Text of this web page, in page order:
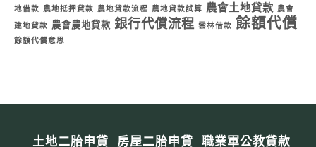
地借款
農地抵押貸款 農地貸款流程 農地貸款試算 農會土地貸款 農會
建地貸款 農會農地貸款 銀行代償流程 雲林借款 餘額代償
餘額代償意思
土地二胎申貸 房屋二胎申貸 職業軍公教貸款